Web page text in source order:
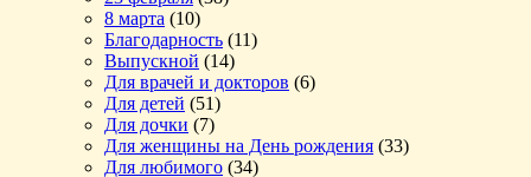
8 марта (10)
Благодарность (11)
Выпускной (14)
Для врачей и докторов (6)
Для детей (51)
Для дочки (7)
Для женщины на День рождения (33)
Для любимого (34)